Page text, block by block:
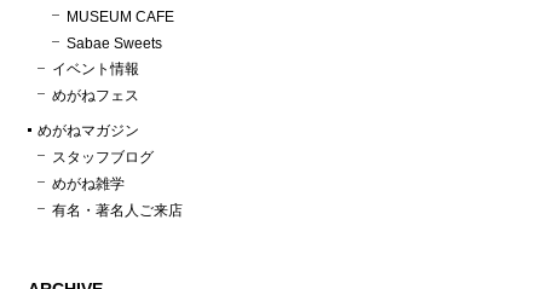
MUSEUM CAFE
Sabae Sweets
イベント情報
めがねフェス
めがねマガジン
スタッフブログ
めがね雑学
有名・著名人ご来店